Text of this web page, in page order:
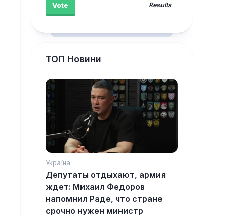
Results
ТОП Новини
Україна
Депутаты отдыхают, армия
ждет: Михаил Федоров
напомнил Раде, что стране
срочно нужен министр